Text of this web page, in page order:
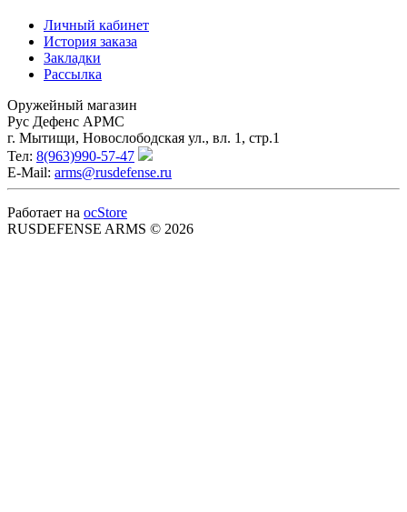
Личный кабинет
История заказа
Закладки
Рассылка
Оружейный магазин
Рус Дефенс АРМС
г. Мытищи, Новослободская ул., вл. 1, стр.1
Тел: 8(963)990-57-47
E-Mail: arms@rusdefense.ru
Работает на ocStore
RUSDEFENSE ARMS © 2026